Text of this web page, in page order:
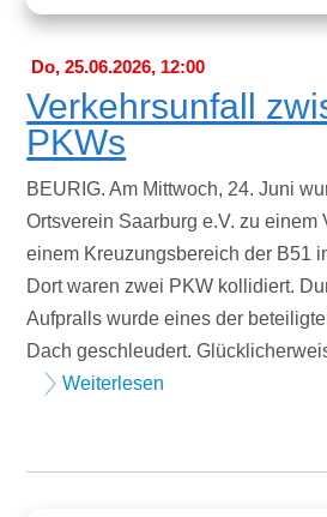
Do, 25.06.2026, 12:00
Verkehrsunfall
PKWs
BEURIG. Am Mittwoch, 24. Juni
Ortsverein Saarburg e.V. zu einem
einem Kreuzungsbereich der B51
Dort waren zwei PKW kollidiert.
Aufpralls wurde eines der
Dach geschleudert.
Weiterlesen